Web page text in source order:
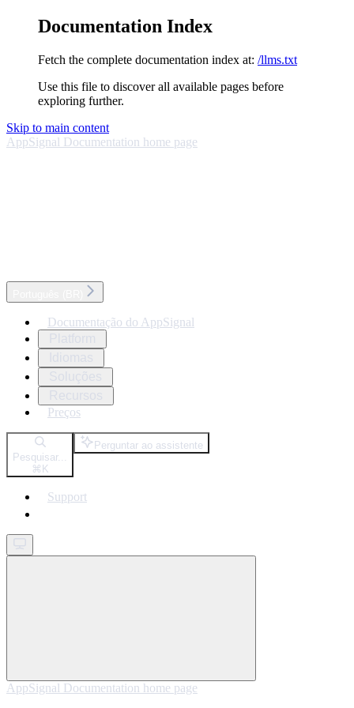
Documentation Index
Fetch the complete documentation index at: /llms.txt
Use this file to discover all available pages before
exploring further.
Skip to main content
AppSignal Documentation home page
Documentação do AppSignal
Preços
Pesquisar...
⌘ K
Perguntar ao assistente
Support
AppSignal Documentation home page